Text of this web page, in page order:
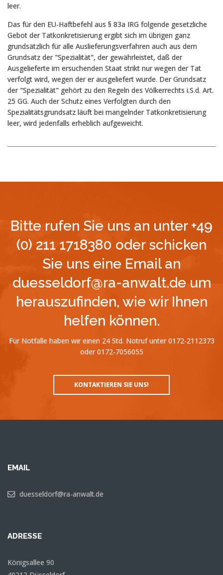
leer.
Das für den EU-Haftbefehl aus § 83a IRG folgende gesetzliche
Gebot der Tatkonkretisierung ergibt sich im übrigen ganz
grundsätzlich für alle Auslieferungsverfahren auch aus dem
Grundsatz der "Spezialität", der gewährleistet, daß der
Ausgelieferte im ersuchenden Staat strikt nur wegen der Tat
verfolgt wird, wegen der er ausgeliefert wurde. Der Grundsatz
der "Spezialität" gehört zu den Regeln des Völkerrechts i.S.d. Art.
25 GG. Auch der Schutz eines Verfolgten durch den
Spezialitätsgrundsatz läuft bei mangelnder Tatkonkretisierung
leer, wird jedenfalls erheblich aufgeweicht.
Bitte rufen Sie uns an unter +49
(0) 211 1718380 oder schicken
Sie uns eine Email an
duesseldorf@ra-anwalt.de um
herauszufinden, wie wir Ihnen
helfen können.
Für Notfälle haben wir einen 24 Std. Notruf unter 0172-2112373
oder 0172-7056055
KONTAKTIEREN SIE UNS!
EMAIL
duesseldorf@ra-anwalt.de
ADRESSE
Königsallee 90